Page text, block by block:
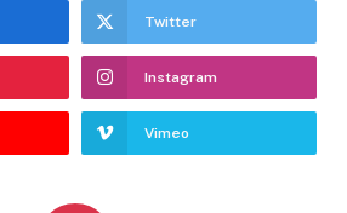
Twitter
Instagram
Vimeo